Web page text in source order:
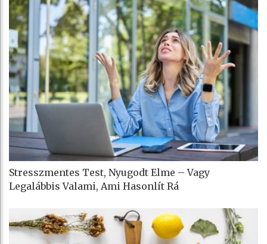
Stresszmentes Test, Nyugodt Elme – Vagy
Legalábbis Valami, Ami Hasonlít Rá